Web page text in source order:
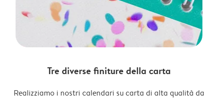
Tre diverse finiture della carta
Realizziamo i nostri calendari su carta di alta qualità da